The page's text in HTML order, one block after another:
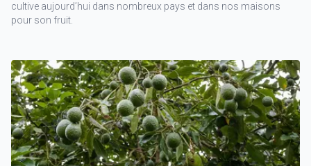
cultive aujourd’hui dans nombreux pays et dans nos maisons
pour son fruit.